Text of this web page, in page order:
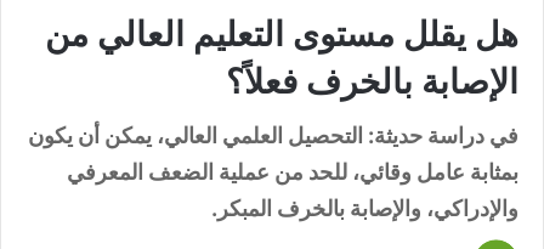
هل يقلل مستوى التعليم العالي من
الإصابة بالخرف فعلاً؟
في دراسة حديثة: التحصيل العلمي العالي، يمكن أن يكون
بمثابة عامل وقائي، للحد من عملية الضعف المعرفي
والإدراكي، والإصابة بالخرف المبكر.